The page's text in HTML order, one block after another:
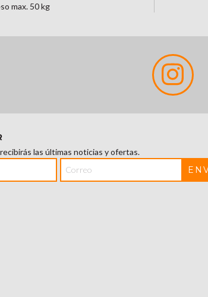
max. 50 kg
las últimas noticias y ofertas.